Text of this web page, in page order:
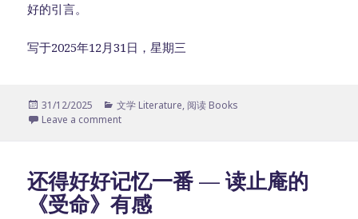
好的引言。
写于2025年12月31日，星期三
Posted
on
31/12/2025 Categories
文学 Literature, 阅读 Books
Leave a comment
还得好好记忆一番 — 读止庵的
《受命》有感